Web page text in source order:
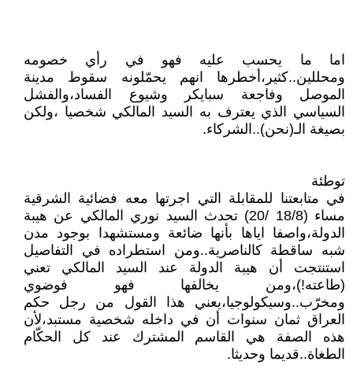
اما ما يحسب عليه فهو في رأي خصومه
ومحللين..كثير،أخطرها انهم يحمّلونه سقوط مدينة
الموصل وفاجعة سبايكر وشيوع الفساد،والفشل
السياسي الذي يعترف به السيد المالكي شخصيا ،ولكن
بصيغة الـ(نحن)..الشركاء.
توطئة
في متابعتنا للمقابلة التي اجرتها معه فضائية الشرقية
مساء (18/8 /20) تحدث السيد نوري المالكي عن هيبة
الدولة،واصفا اياها بأنها ضائعة ومستشهدا بوجود مدن
شبه ساقطة كالناصرية..ومن استطراده في التفاصيل
استنتجت أن هيبة الدولة عند السيد المالكي تعني
(طاعته!)،ومن يخالفها فهو فوضوي
ومخرّب..وسيكولوجيا،يعني هذا القول من رجل حكم
العراق ثمان سنوات أن في داخله شخصية مستبد،لأن
هذه الصفة هي القاسم المشترك عند كل الحكّام
الطغاة..قديما وحديثا.